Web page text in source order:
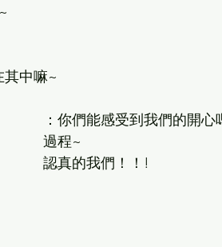
其中嘛~
：你們能感受到我們的開心
過程~
認真的我們！！!